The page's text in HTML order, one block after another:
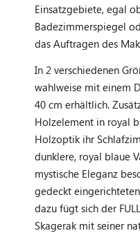
Einsatzgebiete, egal
Badezimmerspiegel
das Auftragen des
In 2 verschiedenen
wahlweise mit einem
40 cm erhältlich.
Holzelement in royal
Holzoptik ihr
dunklere, royal blaue
mystische Eleganz
gedeckt
dazu fügt sich der
Skagerak mit seiner